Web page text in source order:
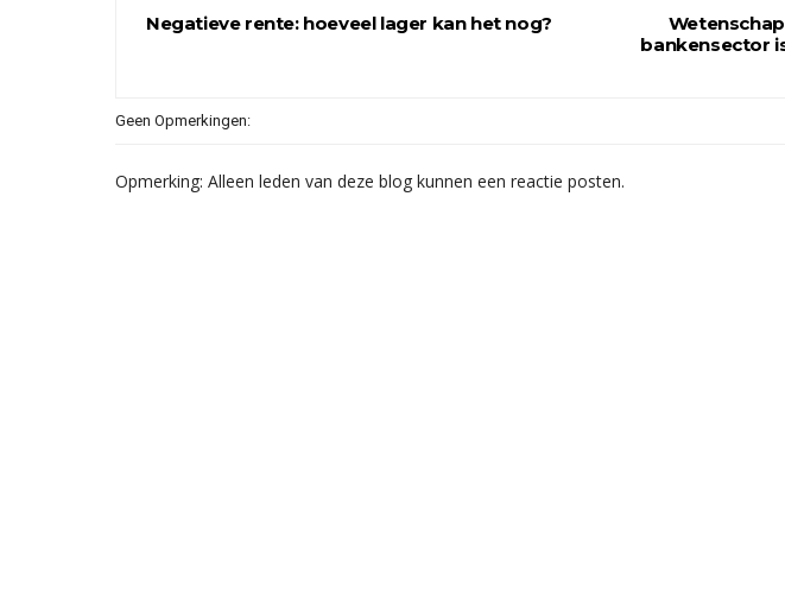
bankensector
Negatieve rente: hoeveel lager kan het nog?
Geen Opmerkingen:
Opmerking: Alleen leden van deze blog kunnen een reactie posten.